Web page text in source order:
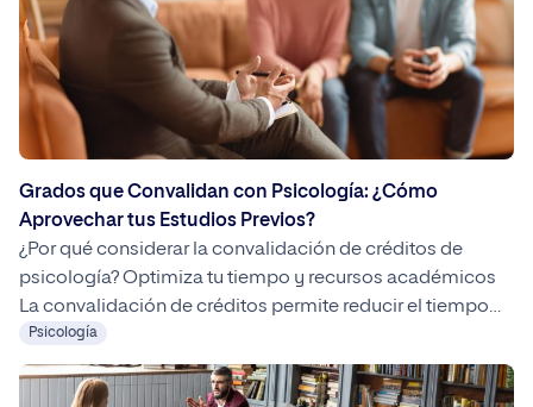
educación o los recursos humanos.
Grados que Convalidan con Psicología: ¿Cómo
Aprovechar tus Estudios Previos?
¿Por qué considerar la convalidación de créditos de
psicología? Optimiza tu tiempo y recursos académicos
La convalidación de créditos permite reducir el tiempo
de estudio, ya que evita la repetición de asignaturas y
acelera la obtención del título. Al reconocer tus estudios
previos, reduces costes de matrícula y materiales y
Psicología